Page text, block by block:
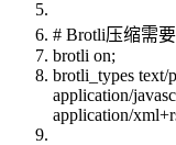
# Brotli压缩需
brotli on;
brotli_types text/
application/
application/